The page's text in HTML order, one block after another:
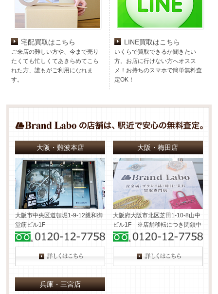
宅配買取はこちら
ご来店の難しい方や、今まで売り
たくても忙しくてあきらめてこら
れた方、誰もがご利用になれま
す。
LINE買取はこちら
いくらで買取できるか聞きたい
方。お店に行けない方へオスス
メ！お持ちのスマホで簡単無料査
定OK！
大阪・難波本店
大阪市中央区道頓堀1-9-12親和御
堂筋ビル1F
大阪・梅田店
大阪府大阪市北区芝田1-10-8山中
ビル1F ※店舗移転につき閉鎖中
兵庫・三宮店